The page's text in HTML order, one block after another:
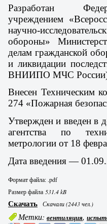
Разработан
учреждением
научно-
обороны»
делам гражданской
и ликвидации
ВНИИПО МЧС
Внесен Техническим
274 «Пожарная
Утвержден и введен в
агентства по
метрологии от 18
Дата введения —
Формат файла: .pdf
Размер файла 531.4 kB
Скачать Скачали (2443 чел.)
Метки:вентиляция,